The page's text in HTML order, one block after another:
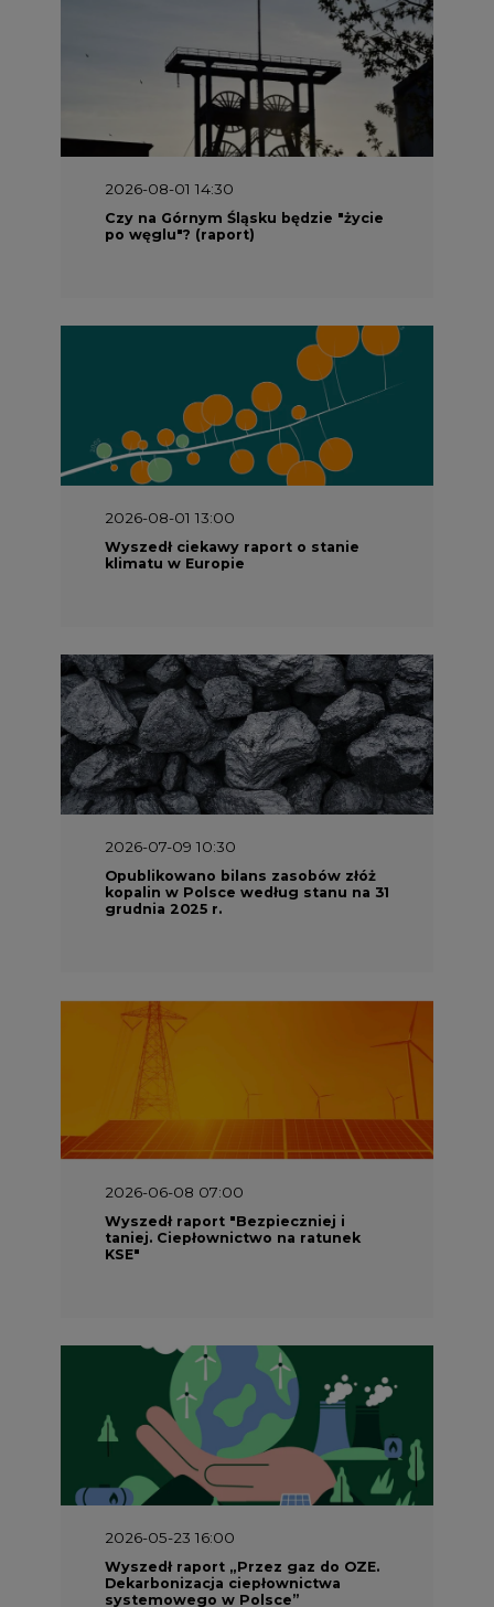
2026-08-01 14:30
Czy na Górnym Śląsku będzie "życie
po węglu"? (raport)
2026-08-01 13:00
Wyszedł ciekawy raport o stanie
klimatu w Europie
2026-07-09 10:30
Opublikowano bilans zasobów złóż
kopalin w Polsce według stanu na 31
grudnia 2025 r.
2026-06-08 07:00
Wyszedł raport "Bezpieczniej i
taniej. Ciepłownictwo na ratunek
KSE"
2026-05-23 16:00
Wyszedł raport „Przez gaz do OZE.
Dekarbonizacja ciepłownictwa
systemowego w Polsce”